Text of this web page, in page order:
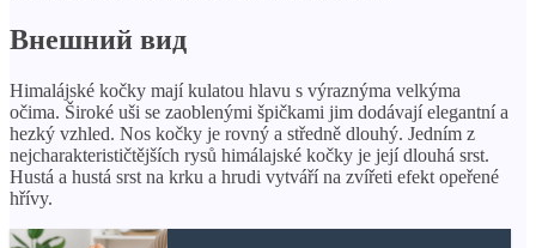
Внешний вид
Himalájské kočky mají kulatou hlavu s výraznýma velkýma
očima. Široké uši se zaoblenými špičkami jim dodávají elegantní a
hezký vzhled. Nos kočky je rovný a středně dlouhý. Jedním z
nejcharakterističtějších rysů himálajské kočky je její dlouhá srst.
Hustá a hustá srst na krku a hrudi vytváří na zvířeti efekt opeřené
hřívy.